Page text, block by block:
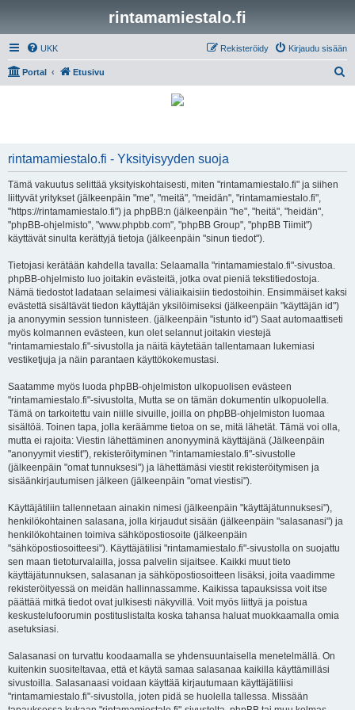
rintamamiestalo.fi
UKK Kirjaudu sisään
Rekisteröidy
Portal Etusivu
rintamamiestalo.fi - Yksityisyyden suoja
Tämä vakuutus selittää yksityiskohtaisesti, miten "rintamamiestalo.fi" ja siihen
liittyvät yritykset (jälkeenpäin "me", "meitä", "meidän", "rintamamiestalo.fi",
"https://rintamamiestalo.fi") ja phpBB:n (jälkeenpäin "he", "heitä", "heidän",
"phpBB-ohjelmisto", "www.phpbb.com", "phpBB Group", "phpBB Tiimit")
käyttävät sinulta kerättyjä tietoja (jälkeenpäin "sinun tiedot").
Tietojasi kerätään kahdella tavalla: Selaamalla "rintamamiestalo.fi"-sivustoa.
phpBB-ohjelmisto luo joitakin evästeitä, jotka ovat pieniä tekstitiedostoja.
Nämä tiedostot ladataan selaimesi väliaikaisiin tiedostoihin. Ensimmäiset kaksi
evästettä sisältävät tiedon käyttäjän yksilöimiseksi (jälkeenpäin "käyttäjän id")
ja anonyymin session tunnisteen. (jälkeenpäin "istunto id") Saat automaattiseti
myös kolmannen evästeen, kun olet selannut joitakin viestejä
"rintamamiestalo.fi"-sivustolla ja näitä käytetään tallentamaan lukemiasi
vestiketjuja ja näin parantaen käyttökokemustasi.
Saatamme myös luoda phpBB-ohjelmiston ulkopuolisen evästeen
"rintamamiestalo.fi"-sivustolta, Mutta se on tämän dokumentin ulkopuolella.
Tämä on tarkoitettu vain niille sivuille, joilla on phpBB-ohjelmiston luomaa
sisältöä. Toinen tapa, jolla keräämme tietoa on se, mitä lähetät. Tämä voi olla,
mutta ei rajoita: Viestin lähettäminen anonyyminä käyttäjänä (Jälkeenpäin
"anonyymit viestit"), rekisteröityminen "rintamamiestalo.fi"-sivustolle
(jälkeenpäin "omat tunnuksesi") ja lähettämäsi viestit rekisteröitymisen ja
sisäänkirjautumisen jälkeen (jälkeenpäin "omat viestisi").
Käyttäjätiliin tallennetaan ainakin nimesi (jälkeenpäin "käyttäjätunnuksesi"),
henkilökohtainen salasana, jolla kirjaudut sisään (jälkeenpäin "salasanasi") ja
henkilökohtainen toimiva sähköpostiosoite (jälkeenpäin
"sähköpostiosoitteesi"). Käyttäjätilisi "rintamamiestalo.fi"-sivustolla on suojattu
sen maan tietoturvalailla, jossa palvelin sijaitsee. Kaikki muut tieto
käyttäjätunnuksen, salasanan ja sähköpostiosoitteen lisäksi, joita vaadimme
rekisteröityessä on meidän hallinnassamme. Kaikissa tapauksissa voit itse
päättää mitkä tiedot ovat julkisesti näkyvillä. Voit myös liittyä ja poistua
keskustelufoorumin postituslistalta koska tahansa haluat muokkaamalla omia
asetuksiasi.
Salasanasi on turvattu koodaamalla se yhdensuuntaisella menetelmällä. On
kuitenkin suositeltavaa, että et käytä samaa salasanaa kaikilla käyttämilläsi
sivustoilla. Salasanaasi voidaan käyttää kirjautumaan käyttäjätiliisi
"rintamamiestalo.fi"-sivustolla, joten pidä se huolella tallessa. Missään